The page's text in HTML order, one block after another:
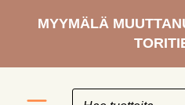
sisältöönMYYMÄLÄ